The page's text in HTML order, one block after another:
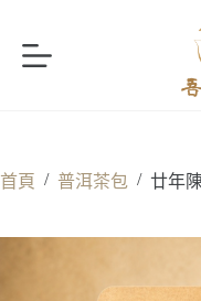
首頁 / 普洱茶包 / 廿年